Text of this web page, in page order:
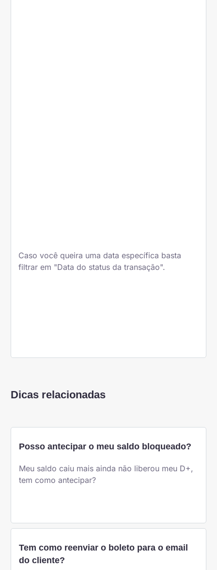
Caso você queira uma data específica basta
filtrar em "Data do status da transação".
Dicas relacionadas
Posso antecipar o meu saldo bloqueado?
Meu saldo caiu mais ainda não liberou meu D+,
tem como antecipar?
Tem como reenviar o boleto para o email
do cliente?